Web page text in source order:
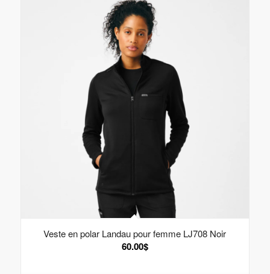
Veste en polar Landau pour femme LJ708 Noir
60.00$